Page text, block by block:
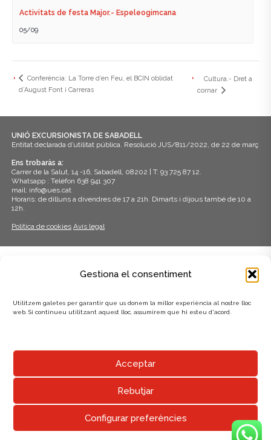
Gestiona el consentiment
Utilitzem galetes per garantir que us donem la millor experiència al nostre lloc
web. Si continueu utilitzant aquest lloc, assumirem que hi esteu d'acord.
Acceptar
Rebutjar
Configurar preferències
Activitats de festa Major.- Espeleogimcana
05/09
Conferència: La Torre d’en Feu, el BCIN oblidat
d’August Font i Carreras
Cultura.- Dret a
cornar
UNIÓ EXCURSIONISTA DE SABADELL
Entitat declarada d’utilitat pública. Resolució JUS/811/2022, de 22 de març
Ens trobaràs a:
Carrer de la Salut, 14 -16, Sabadell, 08202 | T: 93 725 87 12.
Whatsapp : Telèfon 638 941 307
mail: info@ues.cat
Horaris: de dilluns a divendres de 17 a 21h. Dimarts i dijous també de 10 a
12h.
Política de cookies Avís legal
AMB EL SUPORT DE:
UNIÓ EXCURSIONISTA DE SABADELL